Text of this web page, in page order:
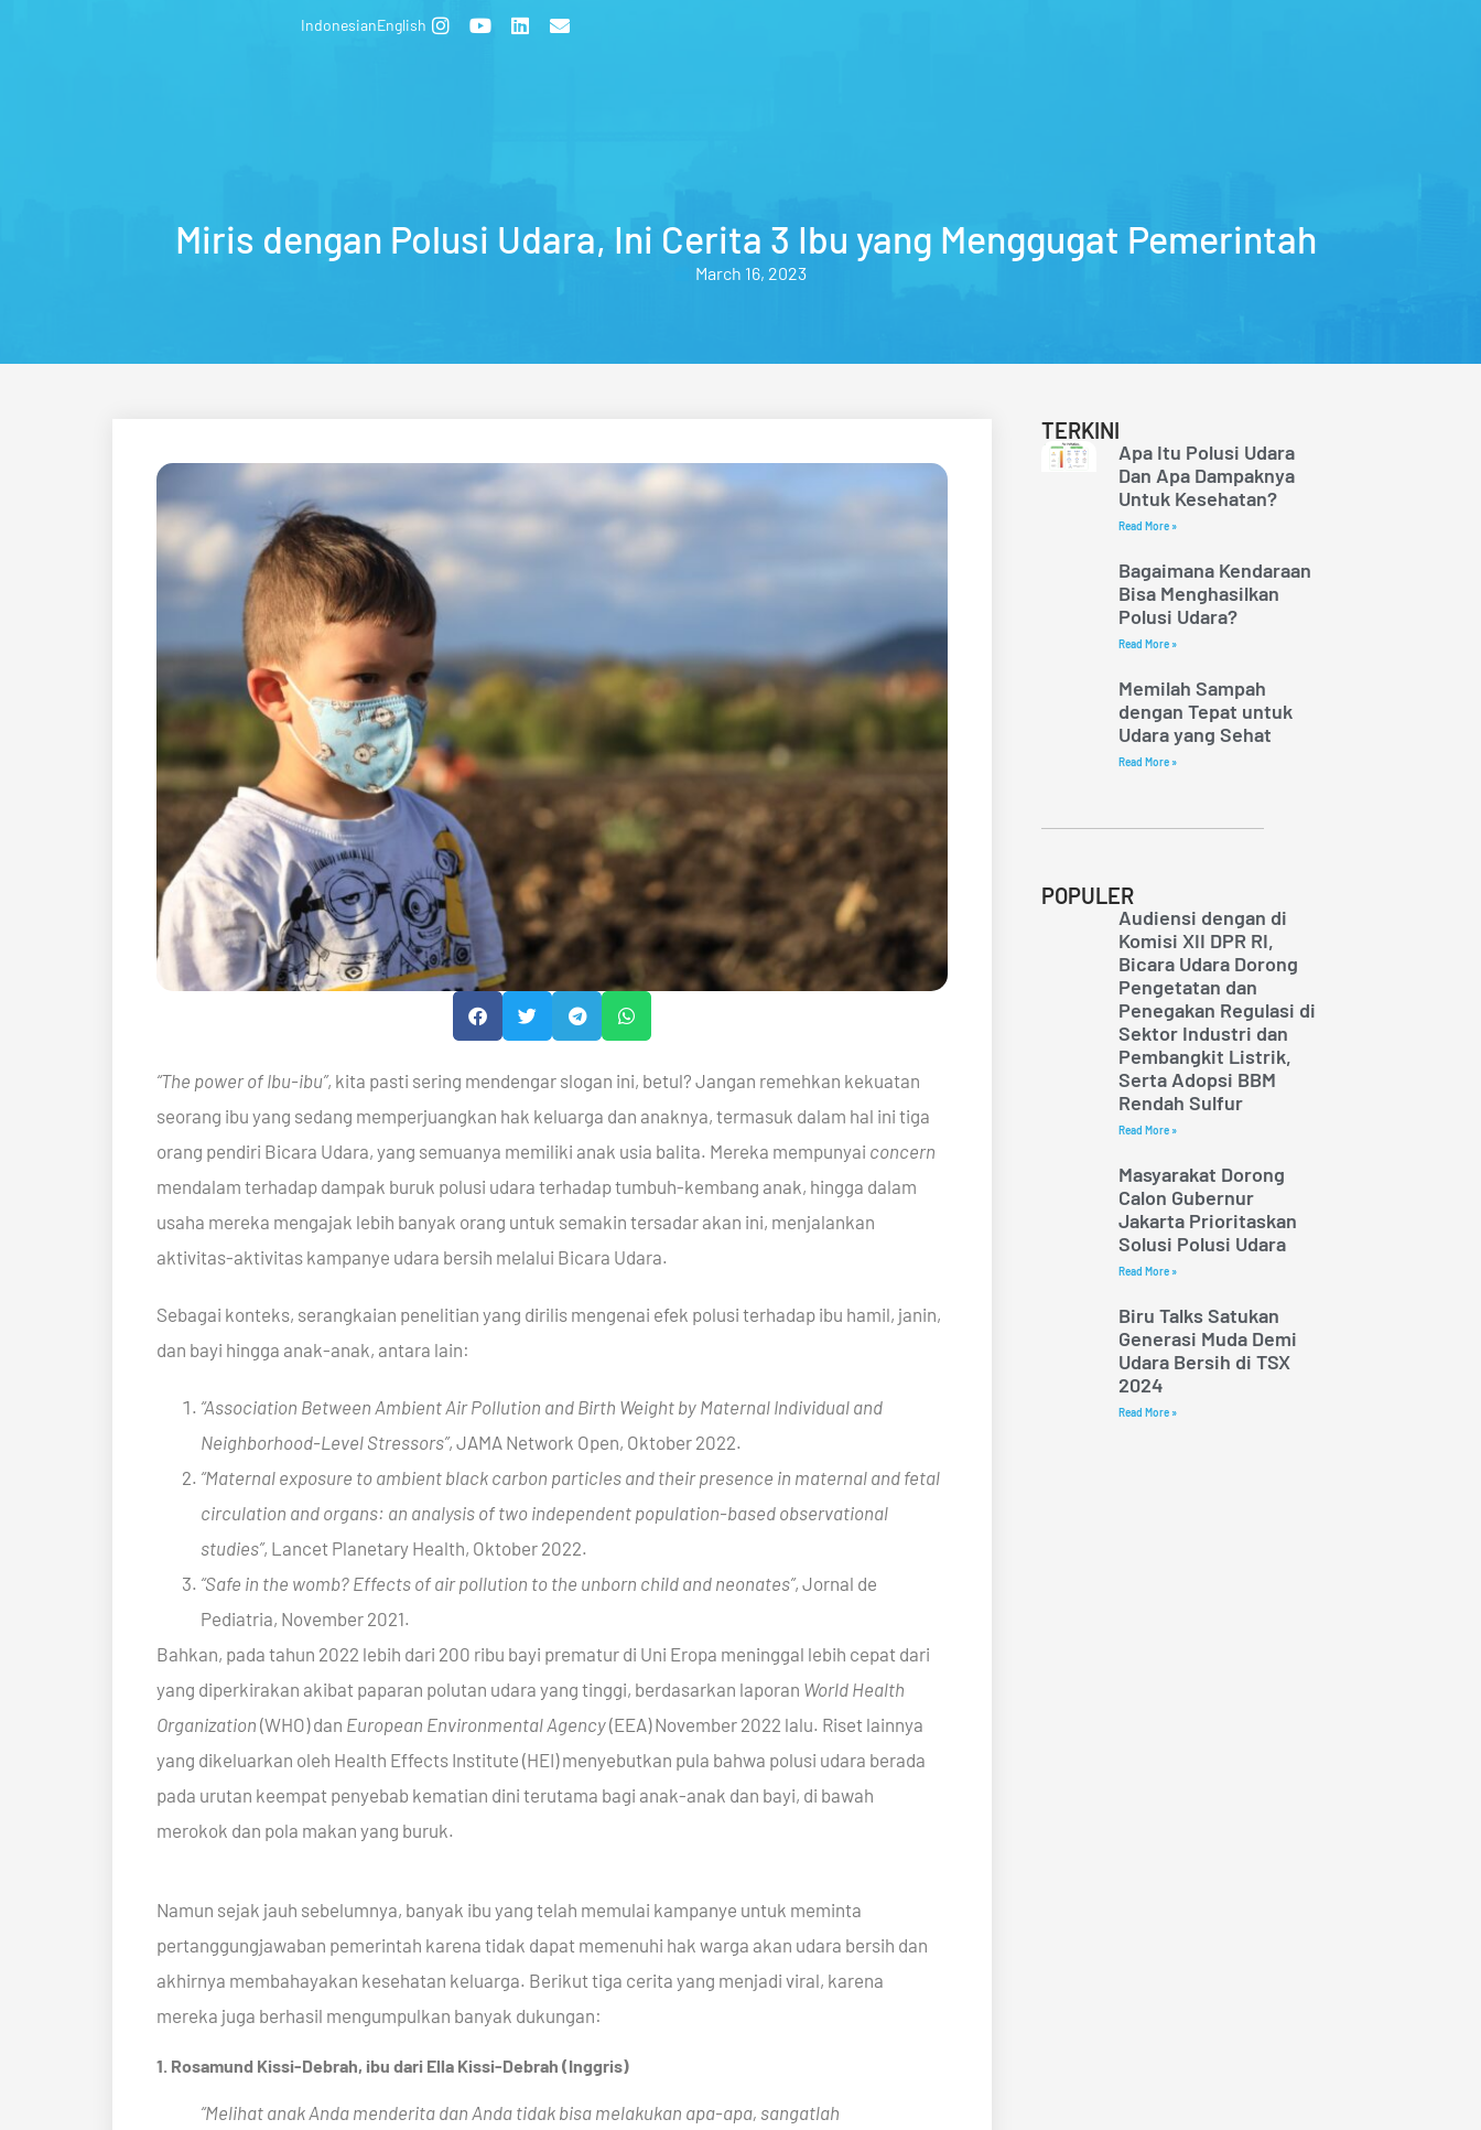
IndonesianEnglish
Miris dengan Polusi Udara, Ini Cerita 3 Ibu yang Menggugat Pemerintah
March 16, 2023
“The power of Ibu-ibu”, kita pasti sering mendengar slogan ini, betul? Jangan remehkan kekuatan
seorang ibu yang sedang memperjuangkan hak keluarga dan anaknya, termasuk dalam hal ini tiga
orang pendiri Bicara Udara, yang semuanya memiliki anak usia balita. Mereka mempunyai concern
mendalam terhadap dampak buruk polusi udara terhadap tumbuh-kembang anak, hingga dalam
usaha mereka mengajak lebih banyak orang untuk semakin tersadar akan ini, menjalankan
aktivitas-aktivitas kampanye udara bersih melalui Bicara Udara.
Sebagai konteks, serangkaian penelitian yang dirilis mengenai efek polusi terhadap ibu hamil, janin,
dan bayi hingga anak-anak, antara lain:
“Association Between Ambient Air Pollution and Birth Weight by Maternal Individual and
Neighborhood-Level Stressors”, JAMA Network Open, Oktober 2022.
“Maternal exposure to ambient black carbon particles and their presence in maternal and fetal
circulation and organs: an analysis of two independent population-based observational
studies”, Lancet Planetary Health, Oktober 2022.
“Safe in the womb? Effects of air pollution to the unborn child and neonates”, Jornal de
Pediatria, November 2021.
Bahkan, pada tahun 2022 lebih dari 200 ribu bayi prematur di Uni Eropa meninggal lebih cepat dari
yang diperkirakan akibat paparan polutan udara yang tinggi, berdasarkan laporan World Health
Organization (WHO) dan European Environmental Agency(EEA) November 2022 lalu. Riset lainnya
yang dikeluarkan oleh Health Effects Institute (HEI) menyebutkan pula bahwa polusi udara berada
pada urutan keempat penyebab kematian dini terutama bagi anak-anak dan bayi, di bawah
merokok dan pola makan yang buruk.
Namun sejak jauh sebelumnya, banyak ibu yang telah memulai kampanye untuk meminta
pertanggungjawaban pemerintah karena tidak dapat memenuhi hak warga akan udara bersih dan
akhirnya membahayakan kesehatan keluarga. Berikut tiga cerita yang menjadi viral, karena
mereka juga berhasil mengumpulkan banyak dukungan:
1. Rosamund Kissi-Debrah, ibu dari Ella Kissi-Debrah (Inggris)
“Melihat anak Anda menderita dan Anda tidak bisa melakukan apa-apa, sangatlah
TERKINI
Apa Itu Polusi Udara
Dan Apa Dampaknya
Untuk Kesehatan?
Read More »
Bagaimana Kendaraan
Bisa Menghasilkan
Polusi Udara?
Read More »
Memilah Sampah
dengan Tepat untuk
Udara yang Sehat
Read More »
POPULER
Audiensi dengan di
Komisi XII DPR RI,
Bicara Udara Dorong
Pengetatan dan
Penegakan Regulasi di
Sektor Industri dan
Pembangkit Listrik,
Serta Adopsi BBM
Rendah Sulfur
Read More »
Masyarakat Dorong
Calon Gubernur
Jakarta Prioritaskan
Solusi Polusi Udara
Read More »
Biru Talks Satukan
Generasi Muda Demi
Udara Bersih di TSX
2024
Read More »